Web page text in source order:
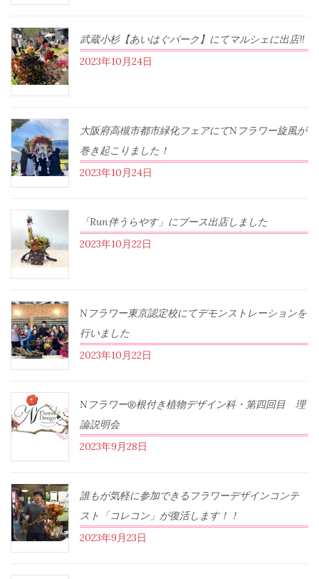
武蔵小杉【あいはぐパーク】にてマルシェに出店‼︎
2023年10月24日
大阪府高槻市都市緑化フェアにてNフラワー旋風が
巻き起こりました！
2023年10月24日
「Run伴うらやす」にブース出店しました
2023年10月22日
Nフラワー東京認定校にてデモンストレーションを
行いました
2023年10月22日
Nフラワー®根付き植物デザイン科・第四回目 理
論説明会
2023年9月28日
誰もが気軽に参加できるフラワーデザインコンテ
スト「コレコン」が復活します！！
2023年9月23日